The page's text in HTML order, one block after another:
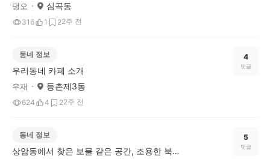
댕오 심곡동
316 1 22주 전
동네 정보
우리동네 카페 소개
우재 등촌제3동
624 4 22주 전
4
댓글
동네 정보
상암동에서 찾은 보물 같은 공간, 조용한 북카페산책
5
댓글